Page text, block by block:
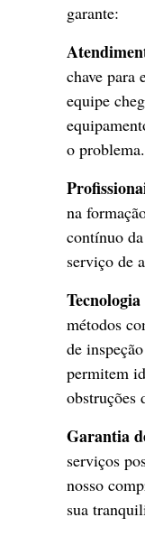
garante:
chave para
equipe
o problema.
na
contínuo
serviço de
métodos
de
permitem
obstruções
Garantia
serviços
nosso
sua